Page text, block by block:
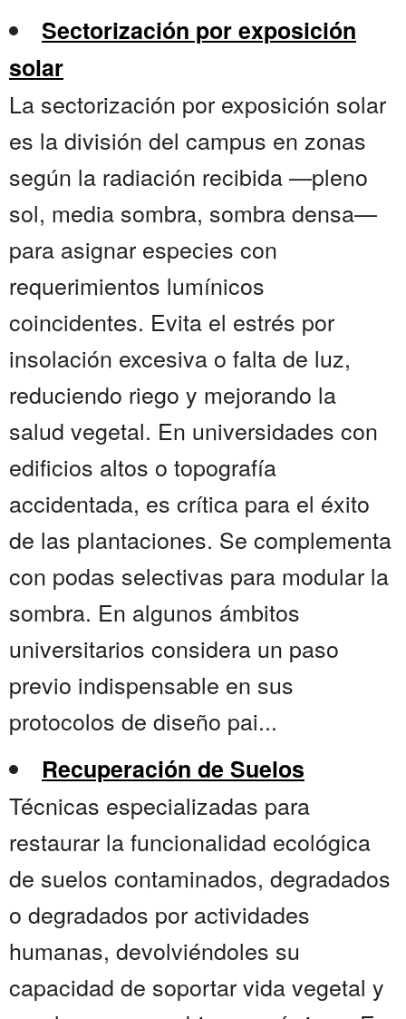
Sectorización por exposición
solar
La sectorización por exposición solar
es la división del campus en zonas
según la radiación recibida —pleno
sol, media sombra, sombra densa—
para asignar especies con
requerimientos lumínicos
coincidentes. Evita el estrés por
insolación excesiva o falta de luz,
reduciendo riego y mejorando la
salud vegetal. En universidades con
edificios altos o topografía
accidentada, es crítica para el éxito
de las plantaciones. Se complementa
con podas selectivas para modular la
sombra. En algunos ámbitos
universitarios considera un paso
previo indispensable en sus
protocolos de diseño pai...
Recuperación de Suelos
Técnicas especializadas para
restaurar la funcionalidad ecológica
de suelos contaminados, degradados
o degradados por actividades
humanas, devolviéndoles su
capacidad de soportar vida vegetal y